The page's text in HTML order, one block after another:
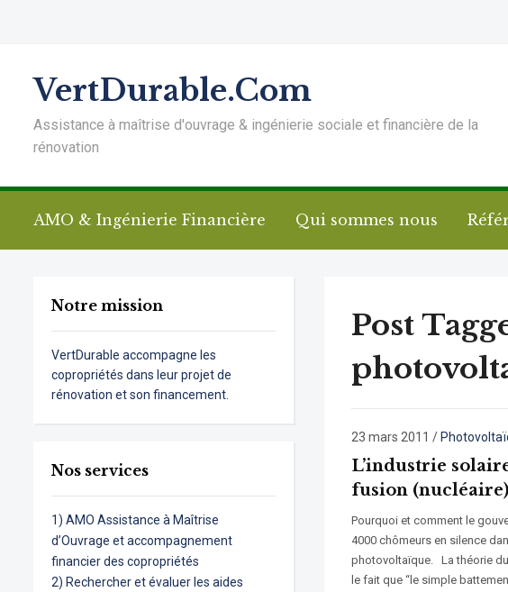
VertDurable.Com
Assistance à maîtrise d'ouvrage & ingénierie sociale et financière de la
rénovation
AMO & Ingénierie Financière Qui sommes nous
Notre mission
VertDurable accompagne les
copropriétés dans leur projet de
rénovation et son financement.
Nos services
1) AMO Assistance à Maîtrise
d’Ouvrage et accompagnement
financier des copropriétés
2) Rechercher et évaluer les aides
Post
23 mars 2011 /
L’industrie
fusion (nucléaire)
Pourquoi et comment le
4000 chômeurs en silence
photovoltaïque. La théorie
le fait que “le simple